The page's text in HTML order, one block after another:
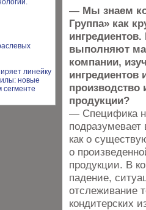
— Мы знаем
Группа» как
выполняют
компании,
ингредиентов
производство
продукции?
— Специфика
как о
о
продукции. В
падение,
отслеживание
кондитерских